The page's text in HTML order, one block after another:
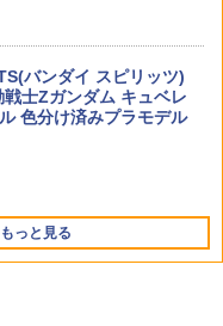
USP [ エアーハンドガ
ンドガン ネズミ除け コ
ア ガチャガチャ コレク
コレクター・誕生日・
適 (一個入り)
S.H.フィギュアー
GHOST IN THE SHE
PVC&ABS製 塗
ュア
バンダイ スピリッツ)
士Zガンダム キュベレ
色分け済みプラモデル
っと見る